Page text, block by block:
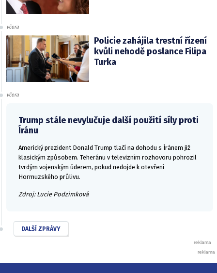
včera
Policie zahájila trestní řízení
kvůli nehodě poslance Filipa
Turka
včera
Trump stále nevylučuje další použití síly proti
Íránu
Americký prezident Donald Trump tlačí na dohodu s Íránem již
klasickým způsobem. Teheránu v televizním rozhovoru pohrozil
tvrdým vojenským úderem, pokud nedojde k otevření
Hormuzského průlivu.
Zdroj: Lucie Podzimková
DALŠÍ ZPRÁVY